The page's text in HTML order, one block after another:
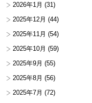
2026年1月 (31)
2025年12月 (44)
2025年11月 (54)
2025年10月 (59)
2025年9月 (55)
2025年8月 (56)
2025年7月 (72)